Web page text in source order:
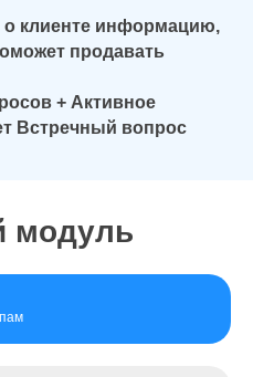
о клиенте информацию,
продавать
+ Активное
Встречный вопрос
модуль